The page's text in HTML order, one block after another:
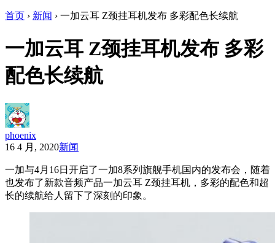
首页 › 新闻 › 一加云耳 Z颈挂耳机发布 多彩配色长续航
一加云耳 Z颈挂耳机发布 多彩
配色长续航
phoenix
16 4 月, 2020新闻
一加与4月16日开启了一加8系列旗舰手机国内的发布会，随着
也发布了新款音频产品一加云耳 Z颈挂耳机，多彩的配色和超
长的续航给人留下了深刻的印象。